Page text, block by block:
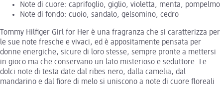
Note di cuore: caprifoglio, giglio, violetta, menta, pompelmo
Note di fondo: cuoio, sandalo, gelsomino, cedro
Tommy Hilfiger Girl for Her è una fragranza che si caratterizza per
le sue note fresche e vivaci, ed è appositamente pensata per
donne energiche, sicure di loro stesse, sempre pronte a mettersi
in gioco ma che conservano un lato misterioso e seduttore. Le
dolci note di testa date dal ribes nero, dalla camelia, dal
mandarino e dal fiore di melo si uniscono a note di cuore floreali